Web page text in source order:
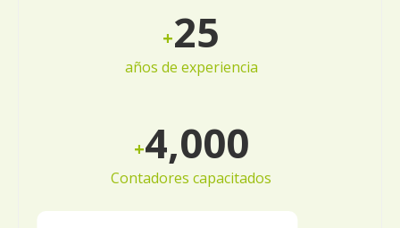
+30
años de experiencia
+5,000
Contadores capacitados